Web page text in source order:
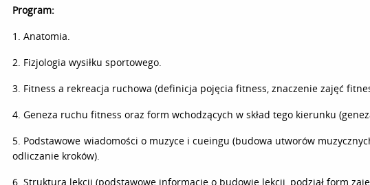
Program:
1. Anatomia.
2. Fizjologia wysiłku sportowego.
3. Fitness a rekreacja ruchowa (definicja pojęcia fitness, znaczenie zajęć
4. Geneza ruchu fitness oraz form wchodzących w skład tego kierunku
5. Podstawowe wiadomości o muzyce i cueingu (budowa utworów
odliczanie kroków).
6. Struktura lekcji (podstawowe informacje o budowie lekcji, podział form